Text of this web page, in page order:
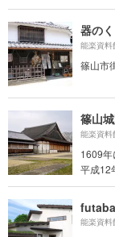
器の
能楽資料
篠山市
篠山
能楽資料
1609年
平成12
能楽資料